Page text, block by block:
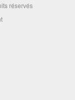
réservés